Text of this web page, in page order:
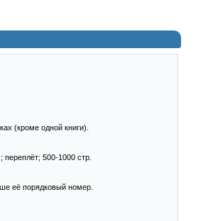
(кроме одной книги).
500-1000 стр.
её порядковый номер.